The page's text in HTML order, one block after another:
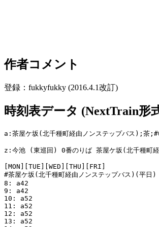
作者コメント
登録：fukkyfukky (2016.4.1改訂)
時刻表データ (NextTrain形
a:茶屋ケ坂(北千種町経由ノンステップバス);茶
z:今池 (東巡回) 0番のりば 茶屋ケ坂(北千種町
[MON][TUE][WED][THU][FRI]
#茶屋ケ坂(北千種町経由ノンステップバス)(平日)
8: a42
9: a42
10: a52
11: a52
12: a52
13: a52